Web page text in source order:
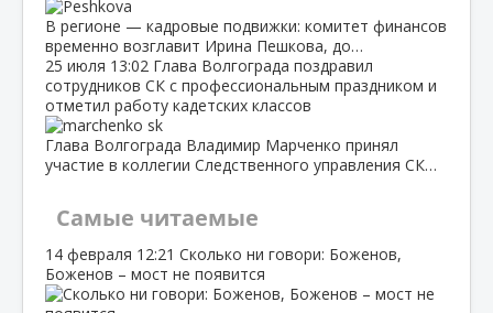
В регионе — кадровые подвижки: комитет финансов
временно возглавит Ирина Пешкова, до…
25 июля 13:02 Глава Волгограда поздравил
сотрудников СК с профессиональным праздником и
отметил работу кадетских классов
Глава Волгограда Владимир Марченко принял
участие в коллегии Следственного управления СК…
Самые читаемые
14 февраля 12:21 Сколько ни говори: Боженов,
Боженов – мост не появится